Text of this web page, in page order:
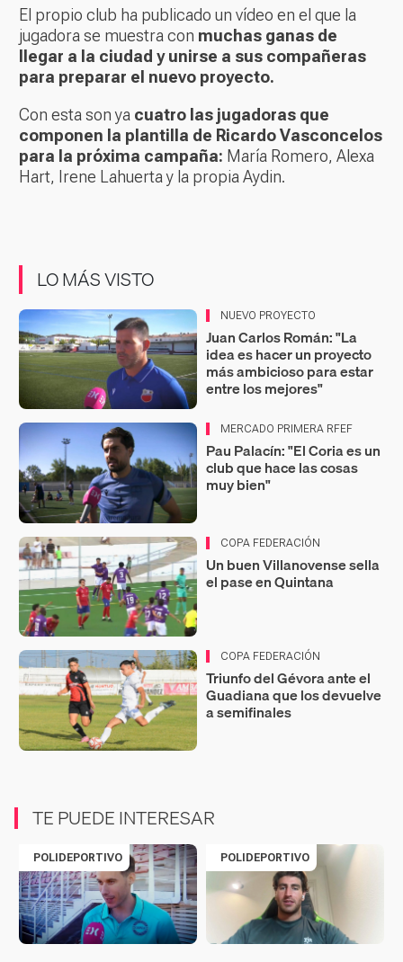
El propio club ha publicado un vídeo en el que la
jugadora se muestra con muchas ganas de
llegar a la ciudad y unirse a sus compañeras
para preparar el nuevo proyecto.
Con esta son ya cuatro las jugadoras que
componen la plantilla de Ricardo Vasconcelos
para la próxima campaña: María Romero, Alexa
Hart, Irene Lahuerta y la propia Aydin.
LO MÁS VISTO
NUEVO PROYECTO
Juan Carlos Román: "La
idea es hacer un proyecto
más ambicioso para estar
entre los mejores"
MERCADO PRIMERA RFEF
Pau Palacín: "El Coria es un
club que hace las cosas
muy bien"
COPA FEDERACIÓN
Un buen Villanovense sella
el pase en Quintana
COPA FEDERACIÓN
Triunfo del Gévora ante el
Guadiana que los devuelve
a semifinales
TE PUEDE INTERESAR
POLIDEPORTIVO POLIDEPORTIVO